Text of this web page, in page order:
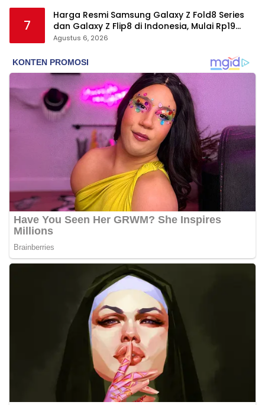
7
Harga Resmi Samsung Galaxy Z Fold8 Series
dan Galaxy Z Flip8 di Indonesia, Mulai Rp19
Jutaan
Agustus 6, 2026